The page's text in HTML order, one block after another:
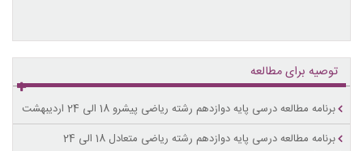
توصیه برای مطالعه
برنامه مطالعه درسی پایه دوازدهم رشته ریاضی پیشرو 18 الی 24 اردیبهشت
برنامه مطالعه درسی پایه دوازدهم رشته ریاضی متعادل 18 الی 24